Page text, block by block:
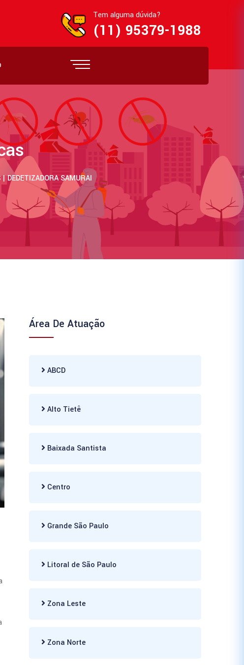
Tem alguma dúvida?
(11) 95379-1988
DEDETIZADORA SAMURAI
Área De Atuação
ABCD
Alto Tietê
Baixada Santista
Centro
Grande São Paulo
Litoral de São Paulo
Zona Leste
Zona Norte